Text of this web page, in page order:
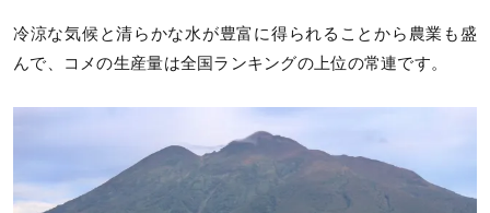
冷涼な気候と清らかな水が豊富に得られることから農業も盛
んで、コメの生産量は全国ランキングの上位の常連です。